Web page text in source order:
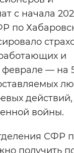
с начала
по
и
— на
действий,
войны.
СФР
получить